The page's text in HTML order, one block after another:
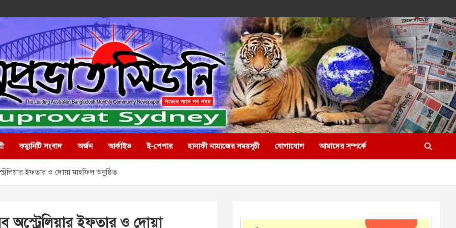
কম্যুনিটি সংবাদ অর্জন আর্কাইভ ই-পেপার হানাফী নামাজের সময়সূচী যোগাযোগ আমাদের সম্পর্কে
ইফতার ও দোয়া মাহফিল অনুষ্ঠিত
অস্ট্রেলিয়ার ইফতার ও দোয়া